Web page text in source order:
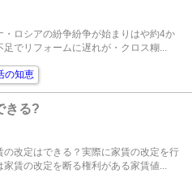
・ロシアの紛争紛争が始まりはや約4か
足でリフォームに遅れが・クロス糊...
の知恵
きる?
の改定はできる？実際に家賃の改定を行
家賃の改定を断る権利がある家賃値...